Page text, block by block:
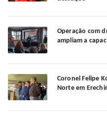
Operação com
ampliam a
Coronel Felipe
Norte em